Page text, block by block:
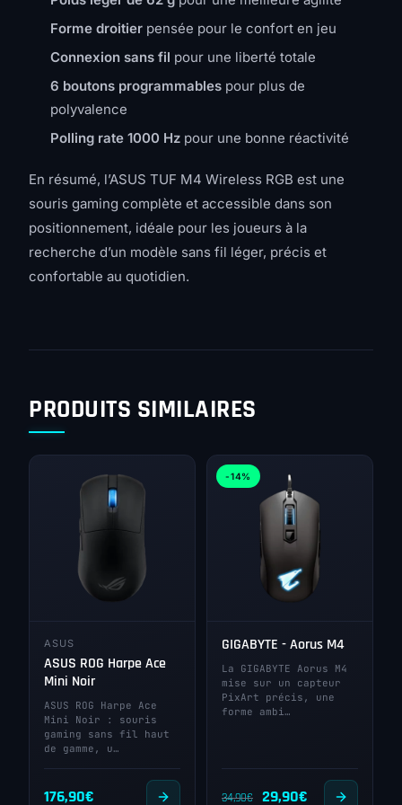
Forme droitier pensée pour le confort en jeu
Connexion sans fil pour une liberté totale
6 boutons programmables pour plus de
polyvalence
Polling rate 1000 Hz pour une bonne réactivité
En résumé, l’ASUS TUF M4 Wireless RGB est une
souris gaming complète et accessible dans son
positionnement, idéale pour les joueurs à la
recherche d’un modèle sans fil léger, précis et
confortable au quotidien.
PRODUITS SIMILAIRES
ASUS
ASUS ROG Harpe Ace
Mini Noir
ASUS ROG Harpe Ace
Mini Noir : souris
gaming sans fil haut
de gamme, u…
176,90€
-14%
GIGABYTE - Aorus M4
La GIGABYTE Aorus M4
mise sur un capteur
PixArt précis, une
forme ambi…
34,90€
Le
29,90€